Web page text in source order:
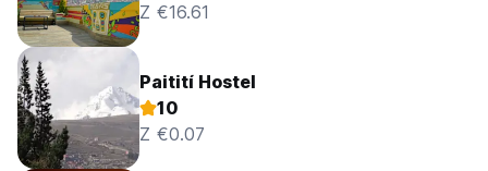
Z €16.61
Paitití Hostel
10
Z €0.07